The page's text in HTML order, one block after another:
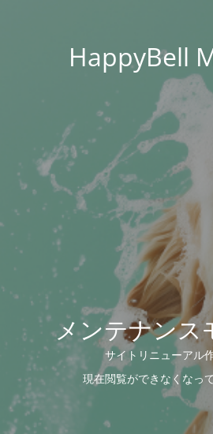
HappyBell
メンテナンス
サイトリニューアル
現在閲覧ができなくなっ